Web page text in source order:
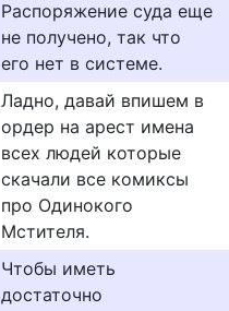
Распоряжение суда еще
не получено, так что
его нет в системе.
Ладно, давай впишем в
ордер на арест имена
всех людей которые
скачали все комиксы
про Одинокого
Мстителя.
Чтобы иметь
достаточно